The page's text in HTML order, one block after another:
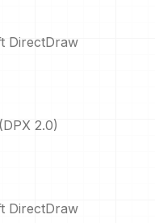
DirectDraw
2.0)
DirectDraw